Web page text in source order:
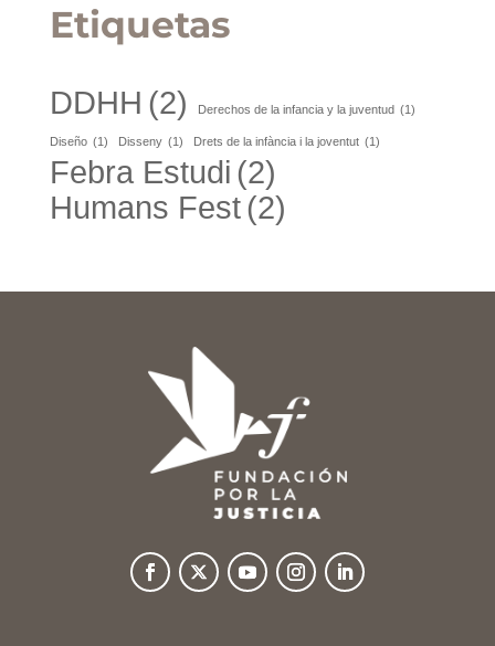
Etiquetas
DDHH (2) Derechos de la infancia y la juventud (1)
Diseño (1) Disseny (1) Drets de la infància i la joventut (1)
Febra Estudi (2)
Humans Fest(2)